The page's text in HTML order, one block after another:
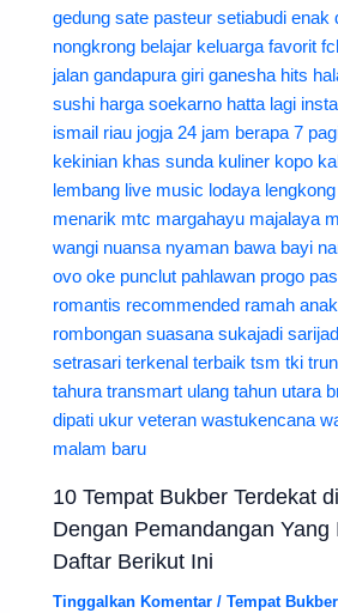
10 Tempat Bukber Terdekat
Dengan Pemandangan Yang
Daftar Berikut Ini
Tinggalkan Komentar /Tempat Bukber